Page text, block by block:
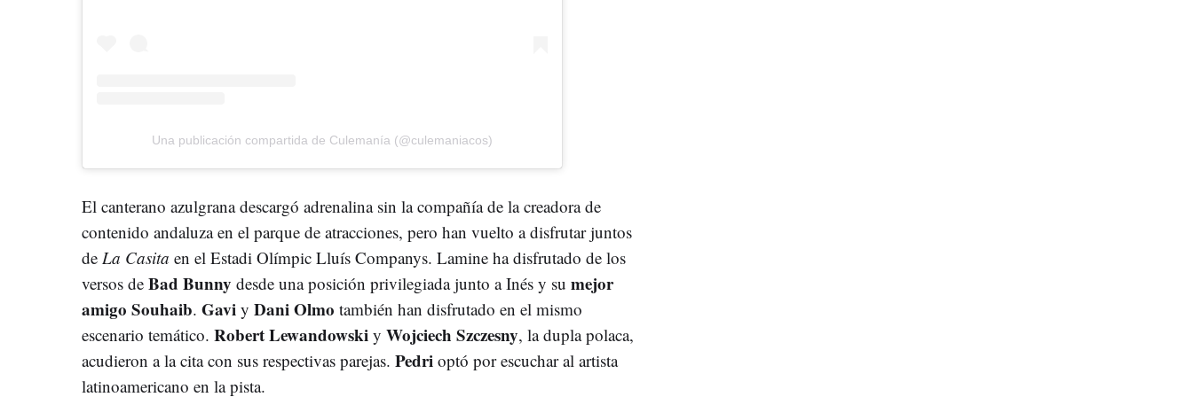
Una publicación compartida de Culemanía (@culemaniacos)
El canterano azulgrana descargó adrenalina sin la compañía de la creadora de
contenido andaluza en el parque de atracciones, pero han vuelto a disfrutar juntos
de La Casita en el Estadi Olímpic Lluís Companys. Lamine ha disfrutado de los
versos de Bad Bunny desde una posición privilegiada junto a Inés y su mejor
amigo Souhaib. Gavi y Dani Olmo también han disfrutado en el mismo
escenario temático. Robert Lewandowski y Wojciech Szczesny, la dupla polaca,
acudieron a la cita con sus respectivas parejas. Pedri optó por escuchar al artista
latinoamericano en la pista.